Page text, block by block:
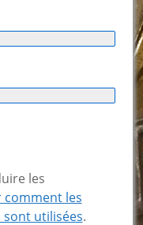
les
comment les
utilisées.